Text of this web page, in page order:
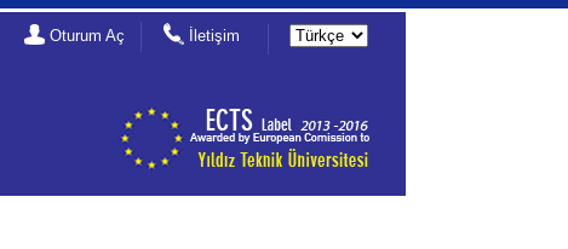
Oturum Aç İletişim